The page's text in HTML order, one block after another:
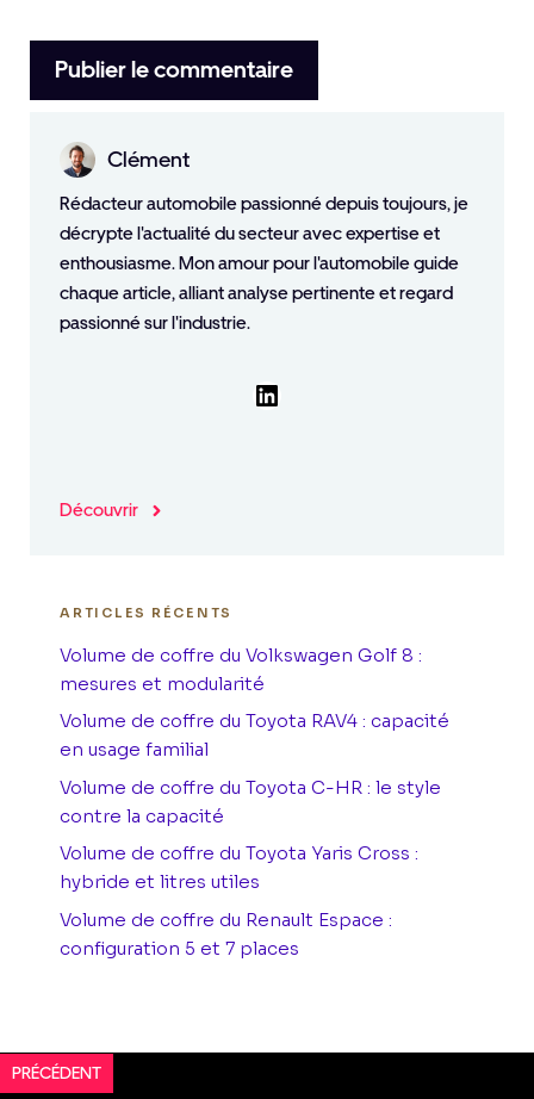
Clément
Rédacteur automobile passionné depuis toujours, je
décrypte l'actualité du secteur avec expertise et
enthousiasme. Mon amour pour l'automobile guide
chaque article, alliant analyse pertinente et regard
passionné sur l'industrie.
LinkedIn
Découvrir
ARTICLES RÉCENTS
Volume de coffre du Volkswagen Golf 8 :
mesures et modularité
Volume de coffre du Toyota RAV4 : capacité
en usage familial
Volume de coffre du Toyota C-HR : le style
contre la capacité
Volume de coffre du Toyota Yaris Cross :
hybride et litres utiles
Volume de coffre du Renault Espace :
configuration 5 et 7 places
PRÉCÉDENT